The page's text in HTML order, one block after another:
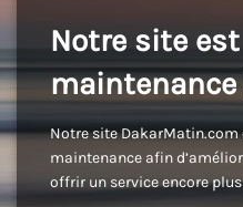
Notre site
maintenance
Notre site DakarMatin.com
maintenance afin
offrir un service encore